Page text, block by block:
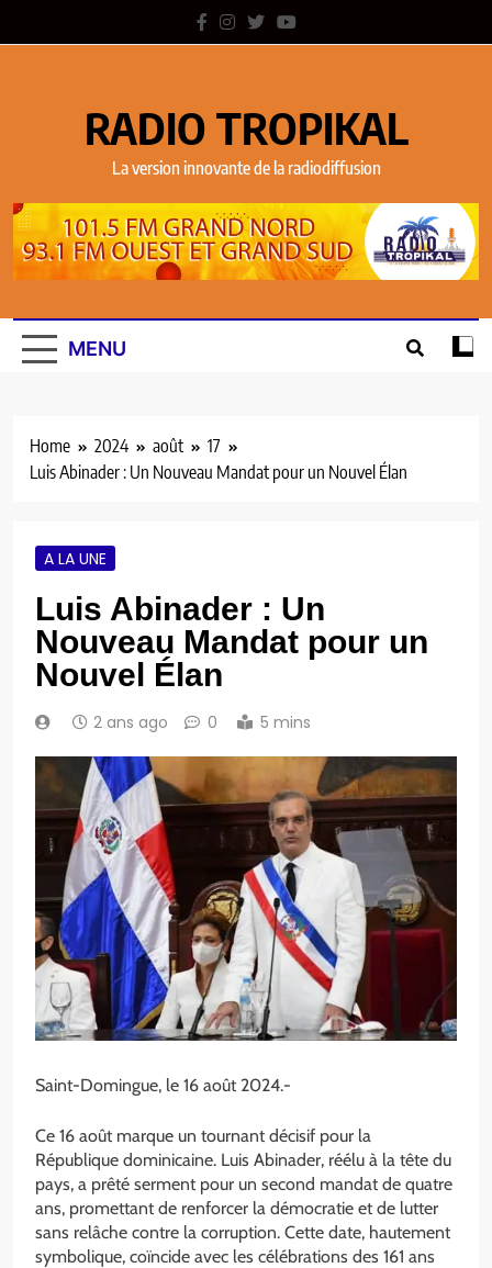
RADIO TROPIKAL
La version innovante de la radiodiffusion
MENU
Home 2024 août
17
Luis Abinader : Un Nouveau Mandat pour un Nouvel Élan
A LA UNE
Luis Abinader : Un
Nouveau Mandat pour un
Nouvel Élan
2 ans ago 0 5 mins
Saint-Domingue, le 16 août 2024.-
Ce 16 août marque un tournant décisif pour la
République dominicaine. Luis Abinader, réélu à la tête du
pays, a prêté serment pour un second mandat de quatre
ans, promettant de renforcer la démocratie et de lutter
sans relâche contre la corruption. Cette date, hautement
symbolique, coïncide avec les célébrations des 161 ans